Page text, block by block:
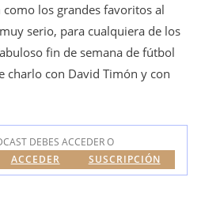
como los grandes favoritos al
serio, para cualquiera de los
fin de semana de fútbol
charlo con David Timón y con
DEBES ACCEDER O
SUSCRIPCIÓN
ACCEDER